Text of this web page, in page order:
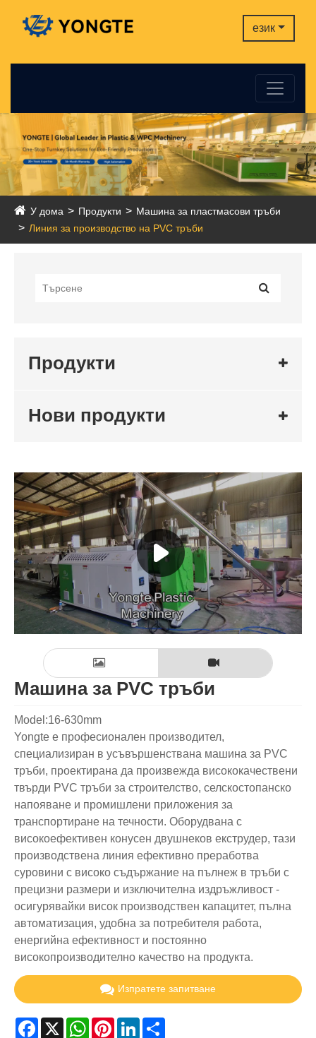
език
У дома Продукти
Машина за пластмасови тръби
Линия за производство на PVC тръби
Продукти
Нови продукти
Машина за PVC тръби
Model:16-630mm
Yongte е професионален производител,
специализиран в усъвършенствана машина за PVC
тръби, проектирана да произвежда висококачествени
твърди PVC тръби за строителство, селскостопанско
напояване и промишлени приложения за
транспортиране на течности. Оборудвана с
високоефективен конусен двушнеков екструдер, тази
производствена линия ефективно преработва
суровини с високо съдържание на пълнеж в тръби с
прецизни размери и изключителна издръжливост -
осигурявайки висок производствен капацитет, пълна
автоматизация, удобна за потребителя работа,
енергийна ефективност и постоянно
високопроизводително качество на продукта.
Изпратете запитване
Facebook
X WhatsApp
PinterestLinkedIn